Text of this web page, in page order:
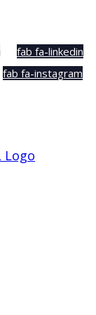
fab fa-linkedin
fab fa-instagram